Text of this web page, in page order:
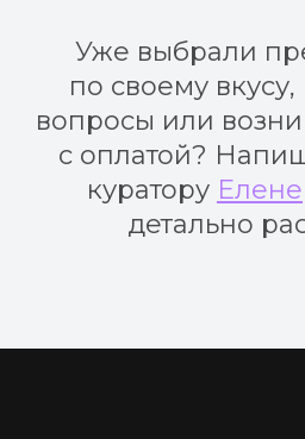
Уже выбрали
по своему вкусу,
вопросы или
с оплатой?
куратору Елене
детально